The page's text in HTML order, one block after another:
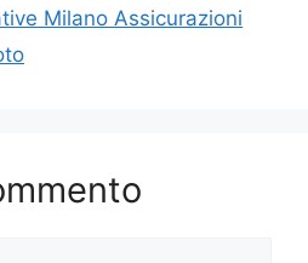
Milano Assicurazioni